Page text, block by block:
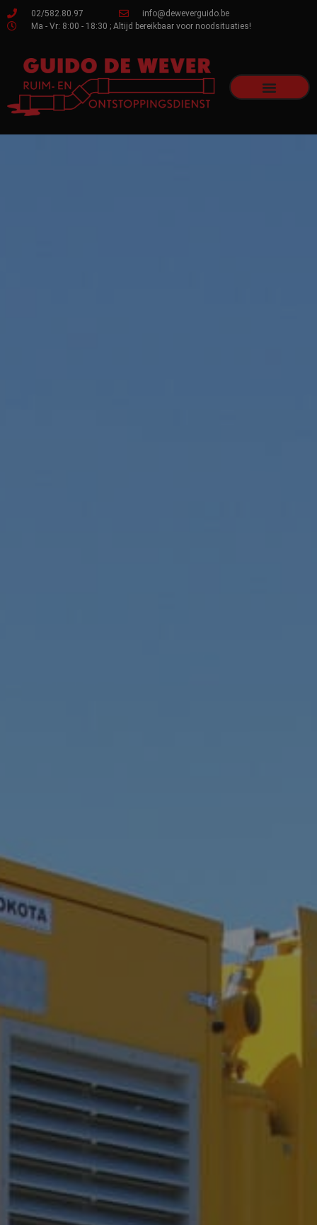
02/582.80.97
info@deweverguido.be
Ma - Vr: 8:00 - 18:30 ; Altijd bereikbaar voor noodsituaties!